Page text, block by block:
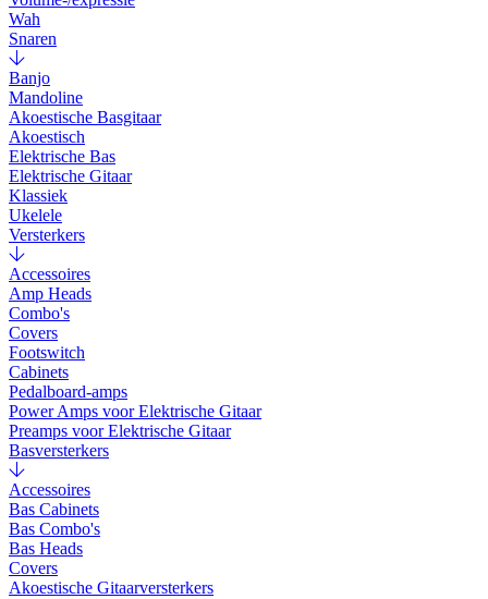
Wah
Snaren
Banjo
Mandoline
Akoestische Basgitaar
Akoestisch
Elektrische Bas
Elektrische Gitaar
Klassiek
Ukelele
Versterkers
Accessoires
Amp Heads
Combo's
Covers
Footswitch
Cabinets
Pedalboard-amps
Power Amps voor Elektrische Gitaar
Preamps voor Elektrische Gitaar
Basversterkers
Accessoires
Bas Cabinets
Bas Combo's
Bas Heads
Covers
Akoestische Gitaarversterkers